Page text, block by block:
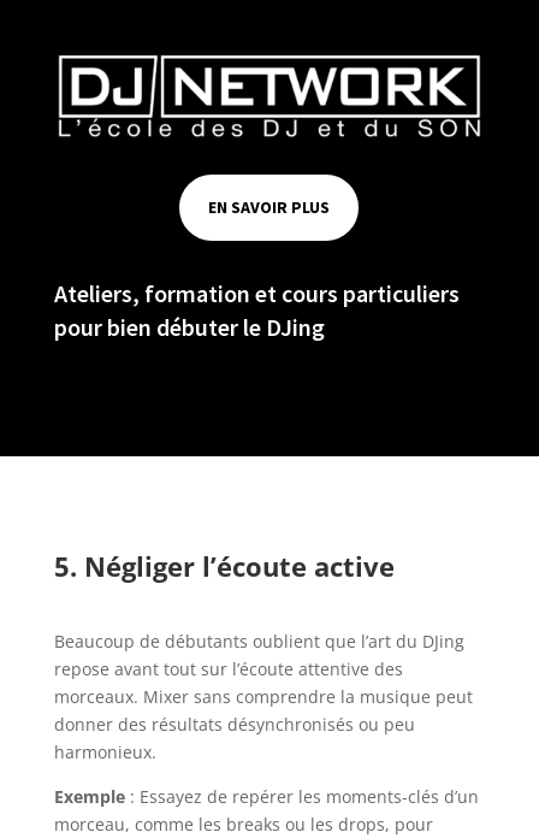
EN SAVOIR PLUS
Ateliers, formation et cours particuliers
pour bien débuter le DJing
5. Négliger l’écoute active
Beaucoup de débutants oublient que l’art du DJing
repose avant tout sur l’écoute attentive des
morceaux. Mixer sans comprendre la musique peut
donner des résultats désynchronisés ou peu
harmonieux.
Exemple: Essayez de repérer les moments-clés d’un
morceau, comme les breaks ou les drops, pour